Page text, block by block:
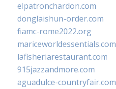
elpatronchardon.com
donglaishun-order.com
fiamc-rome2022.org
mariceworldessentials.com
lafisheriarestaurant.com
915jazzandmore.com
aguadulce-countryfair.com